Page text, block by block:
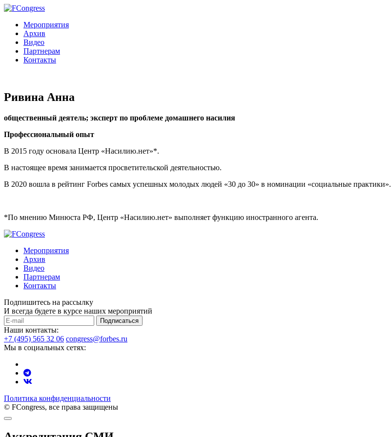
Мероприятия
Архив
Видео
Партнерам
Контакты
Ривина Анна
общественный деятель; эксперт по проблеме домашнего насилия
Профессиональный опыт
В 2015 году основала Центр «Насилию.нет»*.
В настоящее время занимается просветительской деятельностью.
В 2020 вошла в рейтинг Forbes самых успешных молодых людей «30 до 30» в номинации «социальные практики».
*По мнению Минюста РФ, Центр «Насилию.нет» выполняет функцию иностранного агента.
Мероприятия
Архив
Видео
Партнерам
Контакты
Подпишитесь на рассылку
И всегда будете в курсе наших мероприятий
Подписаться
Наши контакты:
+7 (495) 565 32 06 congress@forbes.ru
Мы в социальных сетях:
Политика конфиденциальности
© FCongress, все права защищены